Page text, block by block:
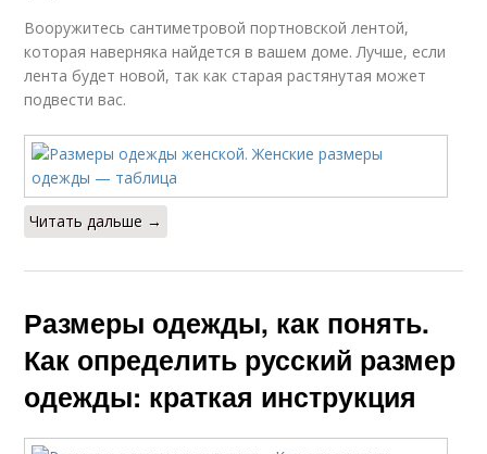
Вооружитесь сантиметровой портновской лентой,
которая наверняка найдется в вашем доме. Лучше, если
лента будет новой, так как старая растянутая может
подвести вас.
Читать дальше →
Размеры одежды, как понять.
Как определить русский размер
одежды: краткая инструкция